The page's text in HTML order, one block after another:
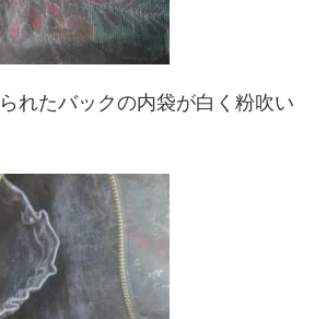
れたバックの内袋が白く粉吹い